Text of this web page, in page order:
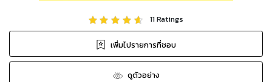
11Ratings
เพิ่มไปรายการที่ชอบ
ดูตัวอย่าง